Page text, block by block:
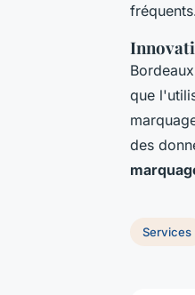
que
des
Services